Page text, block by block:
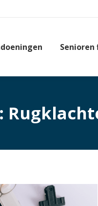
Senioren